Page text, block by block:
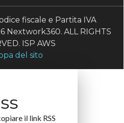
fiscale e Partita IVA
Nextwork360. ALL RIGHTS
ISP AWS
del sito
il link RSS